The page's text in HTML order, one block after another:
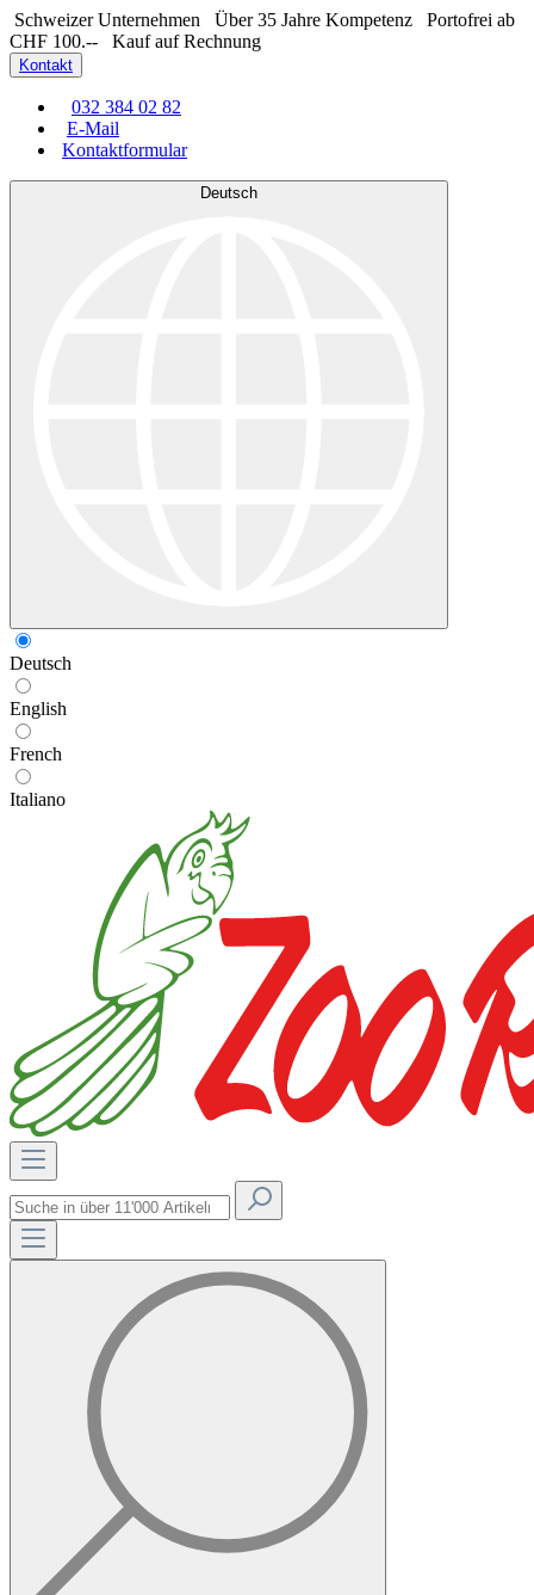
Schweizer Unternehmen Über 35 Jahre Kompetenz
Portofrei ab
CHF 100.--
Kauf auf Rechnung
Kontakt
032 384 02 82
E-Mail
Kontaktformular
Deutsch
Deutsch
English
French
Italiano